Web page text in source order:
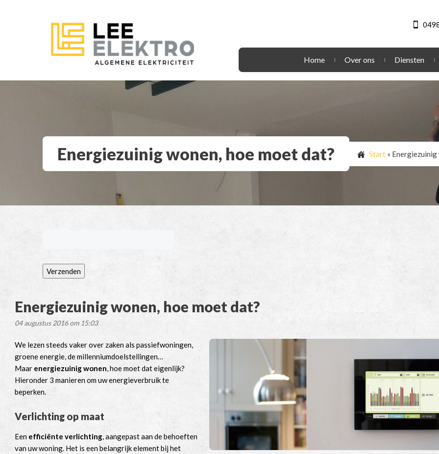
Home Over ons Diensten
Energiezuinig wonen, hoe moet dat? Start » Energiezuinig
Verzenden
Energiezuinig wonen, hoe moet dat?
04 augustus 2016 om 15:03
We lezen steeds vaker over zaken als passiefwoningen,
groene energie, de millenniumdoelstellingen…
Maar energiezuinig wonen, hoe moet dat eigenlijk?
Hieronder 3 manieren om uw energieverbruik te
beperken.
Verlichting op maat
Een efficiënte verlichting, aangepast aan de behoeften
van uw woning. Het is een belangrijk element bij het